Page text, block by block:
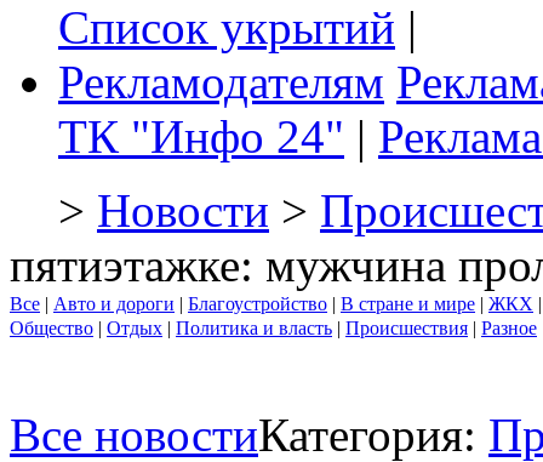
Список укрытий |
Рекламодателям
ТК "Инфо 24" |
> Новости >
пятиэтажке: мужчина
Все | Авто и дороги | Благоустройство | В стране и мире | ЖКХ
Общество | Отдых | Политика и власть | Происшествия | Разное
Все новостиКатегория: